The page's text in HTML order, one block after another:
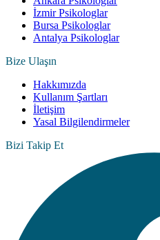
İzmir Psikologlar
Bursa Psikologlar
Antalya Psikologlar
Bize Ulaşın
Hakkımızda
Kullanım Şartları
İletişim
Yasal Bilgilendirmeler
Bizi Takip Et